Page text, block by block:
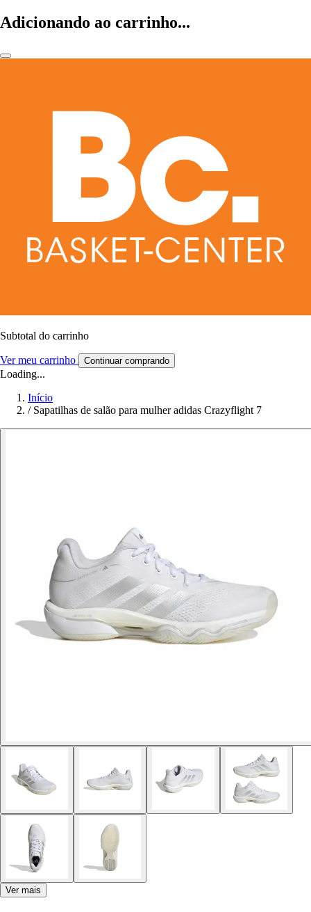
Adicionando ao carrinho...
Subtotal do carrinho
Ver meu carrinho Continuar comprando
Loading...
Início
/ Sapatilhas de salão para mulher adidas Crazyflight 7
Ver mais